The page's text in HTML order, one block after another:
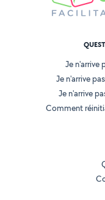
Je n'arrive
Je n'arrive
Je n'arrive
Comment